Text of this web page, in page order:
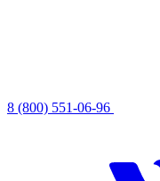
8 (800) 551-06-96